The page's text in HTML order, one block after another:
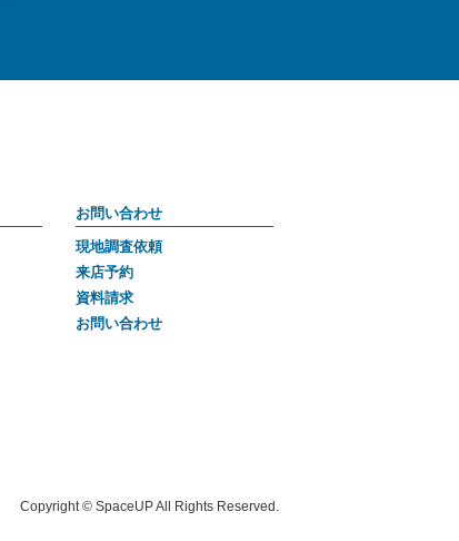
お問い合わせ
現地調査依頼
来店予約
資料請求
お問い合わせ
Copyright © SpaceUP All Rights Reserved.